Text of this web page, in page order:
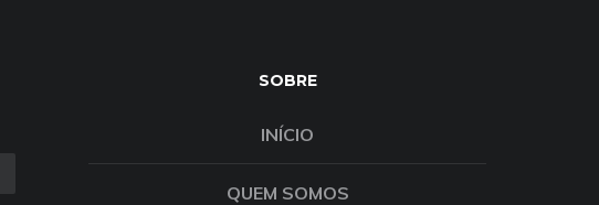
SOBRE
INÍCIO
QUEM SOMOS